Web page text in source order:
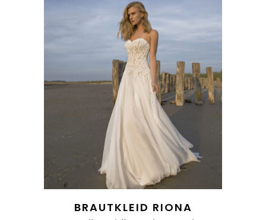
BRAUTKLEID RIONA